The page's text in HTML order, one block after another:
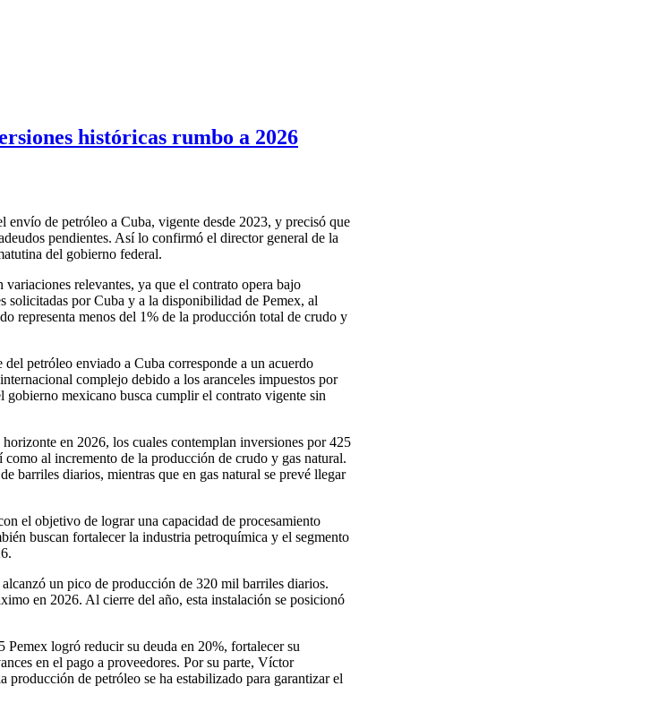
históricas rumbo a 2026
de petróleo a Cuba, vigente desde 2023, y precisó que
pendientes. Así lo confirmó el director general de la
del gobierno federal.
relevantes, ya que el contrato opera bajo
solicitadas por Cuba y a la disponibilidad de Pemex, al
representa menos del 1% de la producción total de crudo y
petróleo enviado a Cuba corresponde a un acuerdo
complejo debido a los aranceles impuestos por
gobierno mexicano busca cumplir el contrato vigente sin
en 2026, los cuales contemplan inversiones por 425
como al incremento de la producción de crudo y gas natural.
barriles diarios, mientras que en gas natural se prevé llegar
el objetivo de lograr una capacidad de procesamiento
buscan fortalecer la industria petroquímica y el segmento
un pico de producción de 320 mil barriles diarios.
en 2026. Al cierre del año, esta instalación se posicionó
logró reducir su deuda en 20%, fortalecer su
en el pago a proveedores. Por su parte, Víctor
de petróleo se ha estabilizado para garantizar el